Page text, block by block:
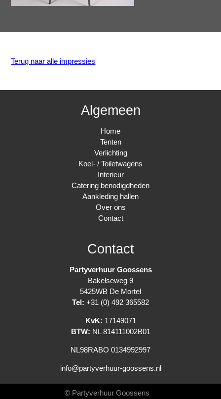
Terug naar alle impressies
Algemeen
Home
Tenten
Verlichting
Koel- / Toiletwagens
Interieur
Catering benodigdheden
Aankleding hallen
Over ons
Contact
Contact
Partyverhuur Goossens
Bakelseweg 9
5425WB De Mortel
Tel: +31 (0) 492 365582
KvK: 17149071
BTW: NL 814111002B01
NL98RABO 0134992997
info@partyverhuur-goossens.nl
© Partyverhuur Goossens